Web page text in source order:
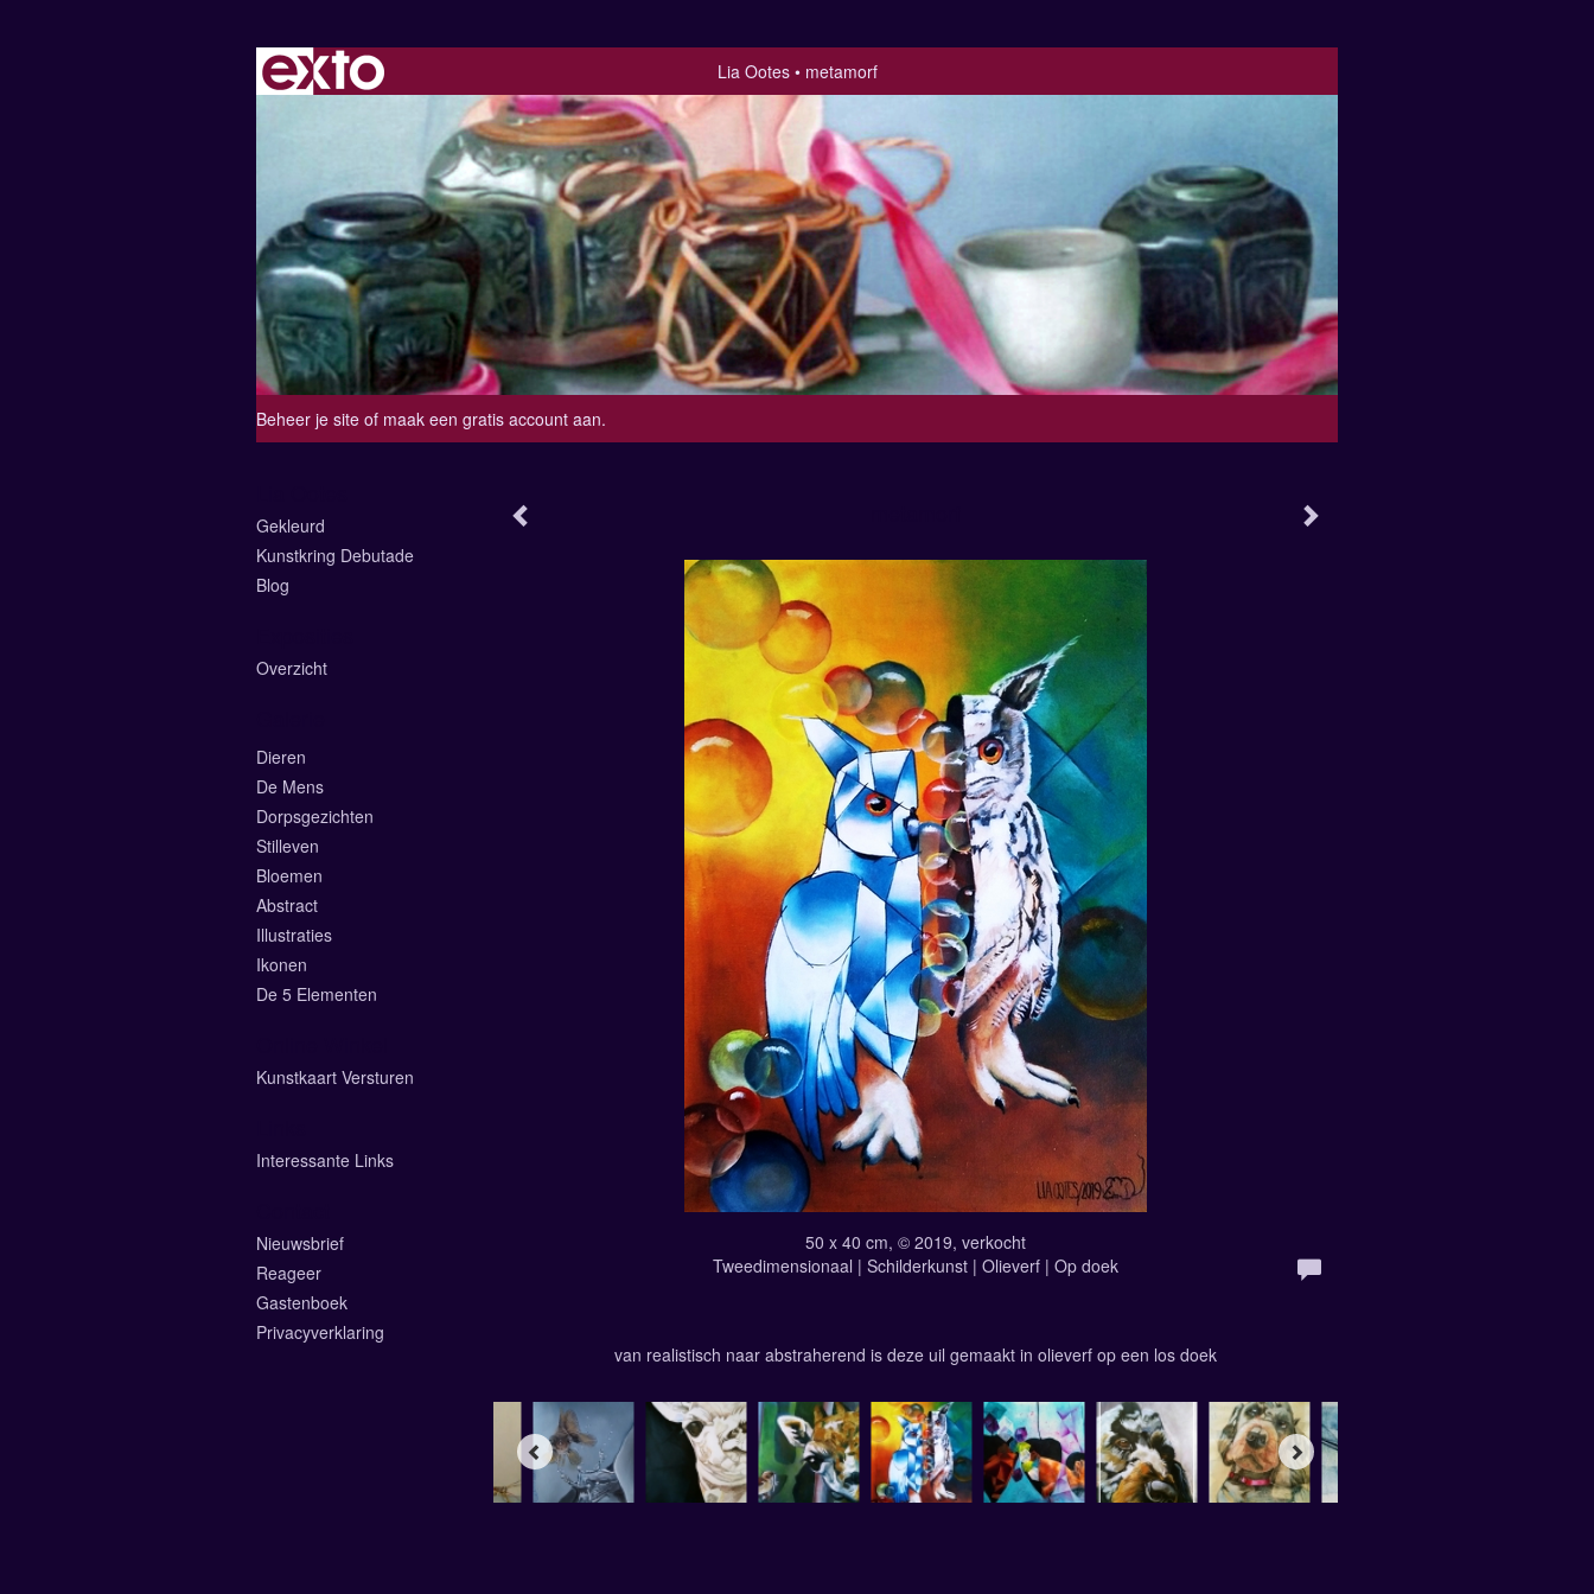
Lia Ootes metamorf
Beheer je site of maak een gratis account aan.
50 x 40 cm, © 2019, verkocht
Tweedimensionaal | Schilderkunst | Olieverf | Op doek
van realistisch naar abstraherend is deze uil gemaakt in olieverf op een los doek
Gekleurd
Kunstkring Debutade
Blog
Overzicht
Dieren
De Mens
Dorpsgezichten
Stilleven
Bloemen
Abstract
Illustraties
Ikonen
De 5 Elementen
Kunstkaart Versturen
Interessante Links
Nieuwsbrief
Reageer
Gastenboek
Privacyverklaring